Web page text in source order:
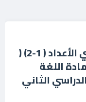
حل اسئلة درس النمط اللغوي الأعداد ( 1-2) (
-19) صفحة ( 68 ) لمادة اللغة
الثاني